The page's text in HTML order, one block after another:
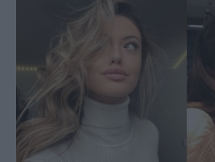
Αθλητικά
Υγεία
Γυναίκα
Καιρός